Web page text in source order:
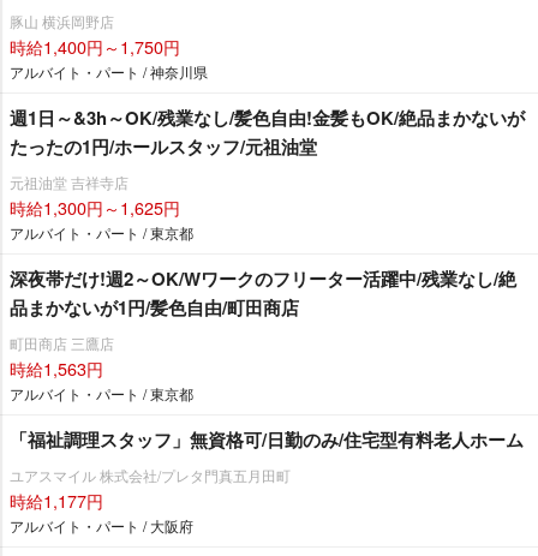
豚山 横浜岡野店
時給1,400円～1,750円
アルバイト・パート / 神奈川県
週1日～&3h～OK/残業なし/髪色自由!金髪もOK/絶品まかないが
たったの1円/ホールスタッフ/元祖油堂
元祖油堂 吉祥寺店
時給1,300円～1,625円
アルバイト・パート / 東京都
深夜帯だけ!週2～OK/Wワークのフリーター活躍中/残業なし/絶
品まかないが1円/髪色自由/町田商店
町田商店 三鷹店
時給1,563円
アルバイト・パート / 東京都
「福祉調理スタッフ」無資格可/日勤のみ/住宅型有料老人ホーム
ユアスマイル 株式会社/プレタ門真五月田町
時給1,177円
アルバイト・パート / 大阪府